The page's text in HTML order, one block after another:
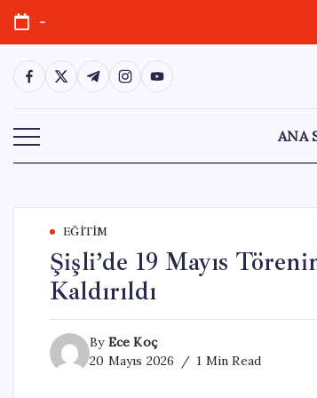
Skip
content
-
https://www.facebook.com/
https://twitter.com/
https://t.me/
https://www.instagram.com/
https://youtube.com/
ANA
EĞITIM
Şişli’de 19 Mayıs
Kaldırıldı
By Ece Koç
20 Mayıs 2026
1 Min Read